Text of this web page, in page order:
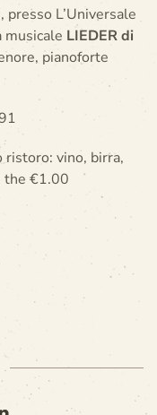
L’Universale
musicale LIEDER di
pianoforte
ristoro: vino, birra,
the €1.00